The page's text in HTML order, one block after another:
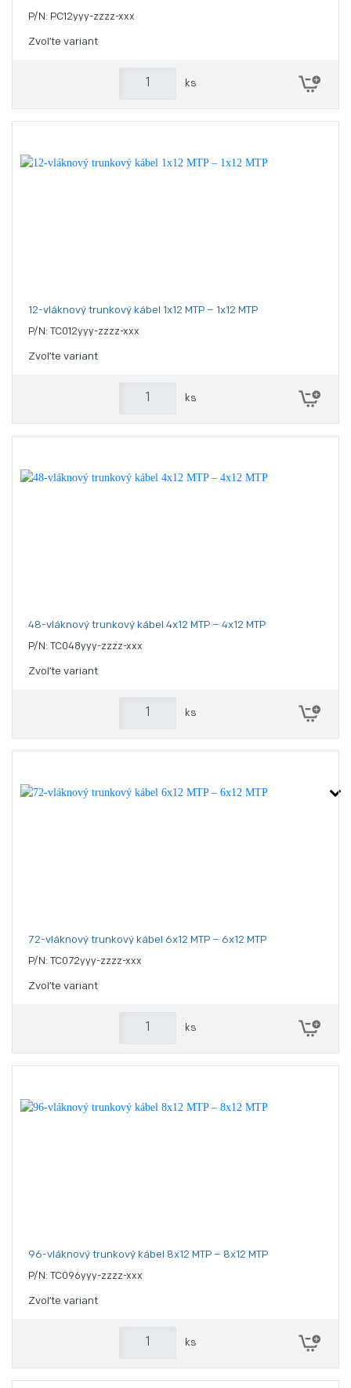
P/N: PC12yyy-zzzz-xxx
Zvoľte variant
ks
12-vláknový trunkový kábel 1x12 MTP – 1x12 MTP
P/N: TC012yyy-zzzz-xxx
Zvoľte variant
ks
48-vláknový trunkový kábel 4x12 MTP – 4x12 MTP
P/N: TC048yyy-zzzz-xxx
Zvoľte variant
ks
72-vláknový trunkový kábel 6x12 MTP – 6x12 MTP
P/N: TC072yyy-zzzz-xxx
Zvoľte variant
ks
96-vláknový trunkový kábel 8x12 MTP – 8x12 MTP
P/N: TC096yyy-zzzz-xxx
Zvoľte variant
ks